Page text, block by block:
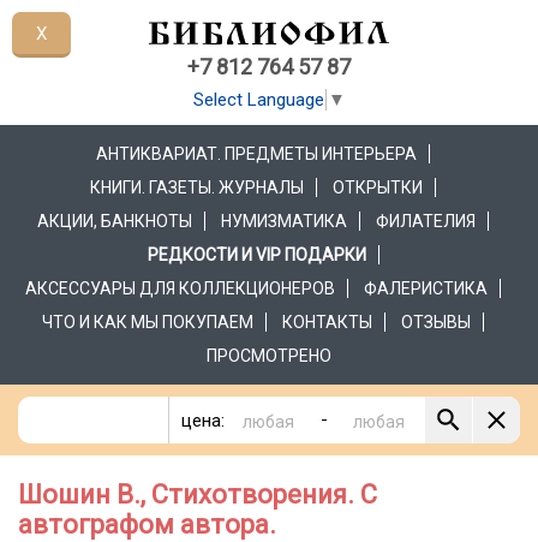
+7 812 764 57 87
Select Language ▼
АНТИКВАРИАТ. ПРЕДМЕТЫ ИНТЕРЬЕРА
КНИГИ. ГАЗЕТЫ. ЖУРНАЛЫ
ОТКРЫТКИ
АКЦИИ, БАНКНОТЫ
НУМИЗМАТИКА
ФИЛАТЕЛИЯ
РЕДКОСТИ И VIP ПОДАРКИ
АКСЕССУАРЫ ДЛЯ КОЛЛЕКЦИОНЕРОВ
ФАЛЕРИСТИКА
ЧТО И КАК МЫ ПОКУПАЕМ
КОНТАКТЫ
ОТЗЫВЫ
ПРОСМОТРЕНО
цена: -
Шошин В., Стихотворения. С
автографом автора.
X